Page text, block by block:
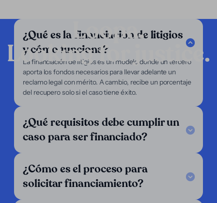
¿Qué es la financiación de litigios
y cómo funciona?
La financiación de litigios es un modelo donde un tercero
aporta los fondos necesarios para llevar adelante un
reclamo legal con mérito. A cambio, recibe un porcentaje
del recupero solo si el caso tiene éxito.
¿Qué requisitos debe cumplir un
caso para ser financiado?
¿Cómo es el proceso para
solicitar financiamiento?
Loopa.
Looking for justice.
Compañía
Servicios
Enfoque
Nosotros
Demandantes
Soporte
Nuestro criterio
Escríbenos
Síguenos